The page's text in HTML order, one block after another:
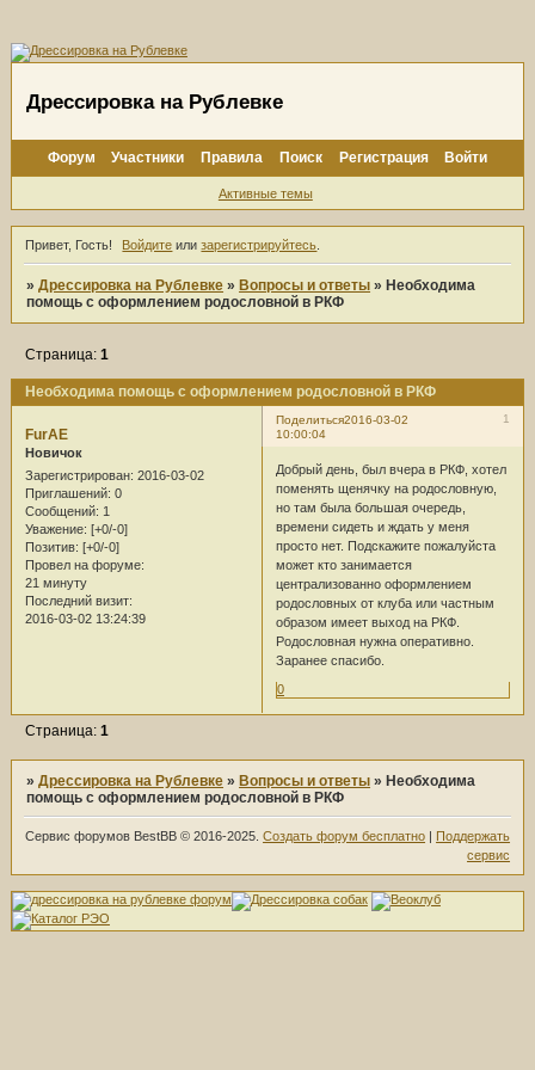
Дрессировка на Рублевке
Форум Участники Правила Поиск Регистрация Войти
Активные темы
Привет, Гость! Войдите илизарегистрируйтесь
»Дрессировка на Рублевке » Вопросы и ответы » Необходима
помощь с оформлением родословной в РКФ
Необходима помощь с оформлением родословной в РКФ
Страница:1
Поделиться 1
2016-03-02
10:00:04
FurAE
Новичок
Зарегистрирован: 2016-03-02
Приглашений: 0
Сообщений: 1
Уважение: [+0/-0]
Позитив: [+0/-0]
Провел на форуме:
21 минуту
Последний визит:
2016-03-02 13:24:39
Добрый день, был вчера в РКФ, хотел
поменять щенячку на родословную,
но там была большая очередь,
времени сидеть и ждать у меня
просто нет. Подскажите пожалуйста
может кто занимается
централизованно оформлением
родословных от клуба или частным
образом имеет выход на РКФ.
Родословная нужна оперативно.
Заранее спасибо.
0
Страница:1
»Дрессировка на Рублевке » Вопросы и ответы » Необходима
помощь с оформлением родословной в РКФ
Сервис форумов BestBB © 2016-2025.Создать форум бесплатно | Поддержать
сервис